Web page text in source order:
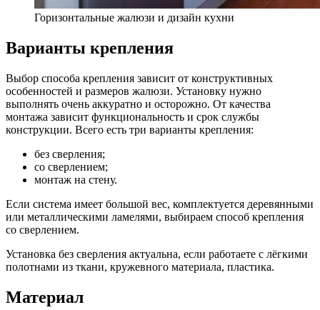
Горизонтальные жалюзи и дизайн кухни
Варианты крепления
Выбор способа крепления зависит от конструктивных
особенностей и размеров жалюзи. Установку нужно
выполнять очень аккуратно и осторожно. От качества
монтажа зависит функциональность и срок службы
конструкции. Всего есть три варианты крепления:
без сверления;
со сверлением;
монтаж на стену.
Если система имеет большой вес, комплектуется деревянными
или металлическими ламелями, выбираем способ крепления
со сверлением.
Установка без сверления актуальна, если работаете с лёгкими
полотнами из ткани, кружевного материала, пластика.
Материал